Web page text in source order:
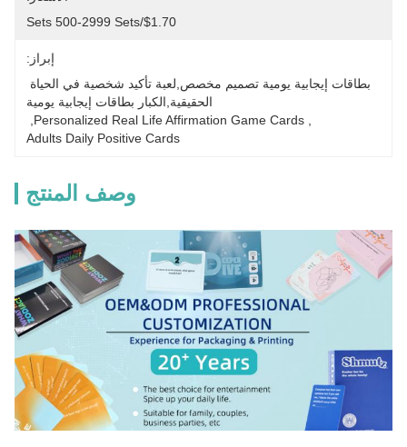
$1.70/sets 500-2999 Sets
إبراز:
الحقيقية,الكبار بطاقات إيجابية يومية
Personalized Real Life Affirmation Game Cards
Adults Daily Positive Cards
وصف المنتج